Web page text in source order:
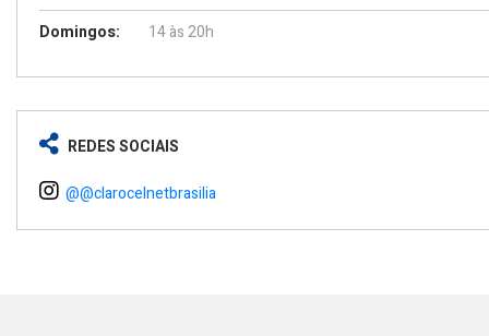
Domingos:
14 às 20h
REDES SOCIAIS
@@clarocelnetbrasilia